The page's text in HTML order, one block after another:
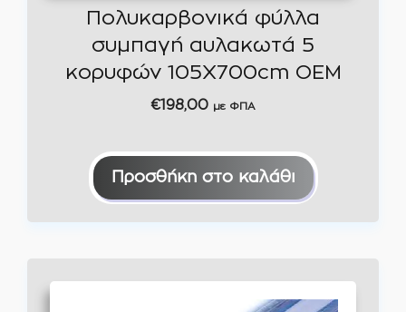
Πολυκαρβονικά φύλλα
συμπαγή αυλακωτά 5
κορυφών 105Χ700cm OEM
€198,00 με ΦΠΑ
Προσθήκη στο καλάθι